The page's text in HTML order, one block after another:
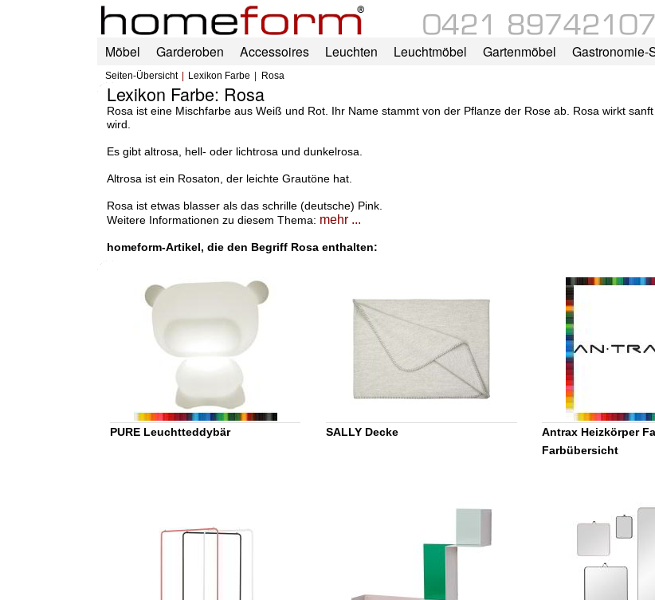
Möbel Garderoben Accessoires Leuchten Leuchtmöbel Gartenmöbel Gastronomie-
Seiten-Übersicht Lexikon Farbe Rosa
Lexikon Farbe: Rosa
Rosa ist eine Mischfarbe aus Weiß und Rot. Ihr Name stammt von der Pflanze der Rose ab. Rosa wirkt
wird.
Es gibt altrosa, hell- oder lichtrosa und dunkelrosa.
Altrosa ist ein Rosaton, der leichte Grautöne hat.
Rosa ist etwas blasser als das schrille (deutsche) Pink.
Weitere Informationen zu diesem Thema: mehr ...
homeform-Artikel, die den Begriff Rosa enthalten:
PURE Leuchtteddybär SALLY Decke
Antrax Heizkörper
Farbübersicht